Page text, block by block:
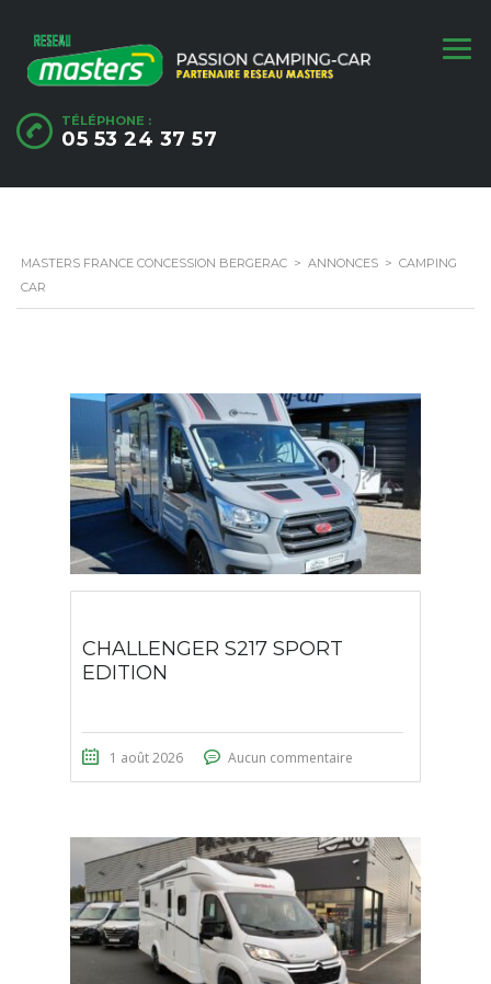
TÉLÉPHONE :
05 53 24 37 57
MASTERS FRANCE CONCESSION BERGERAC > ANNONCES > CAMPING
CAR
CHALLENGER S217 SPORT
EDITION
1 août 2026 Aucun commentaire